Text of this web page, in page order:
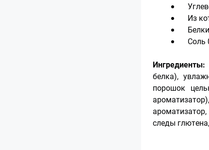
Из
Соль
Ингредиенты:
белка),
порошок
следы